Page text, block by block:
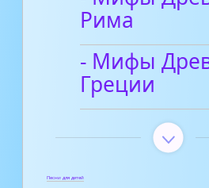
Рима
- Мифы
Греции
Песни для детей